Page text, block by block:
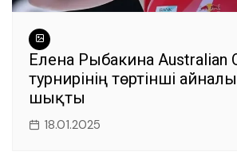
Елена Рыбакина Australian
турнирінің төртінші
шықты
18.01.2025